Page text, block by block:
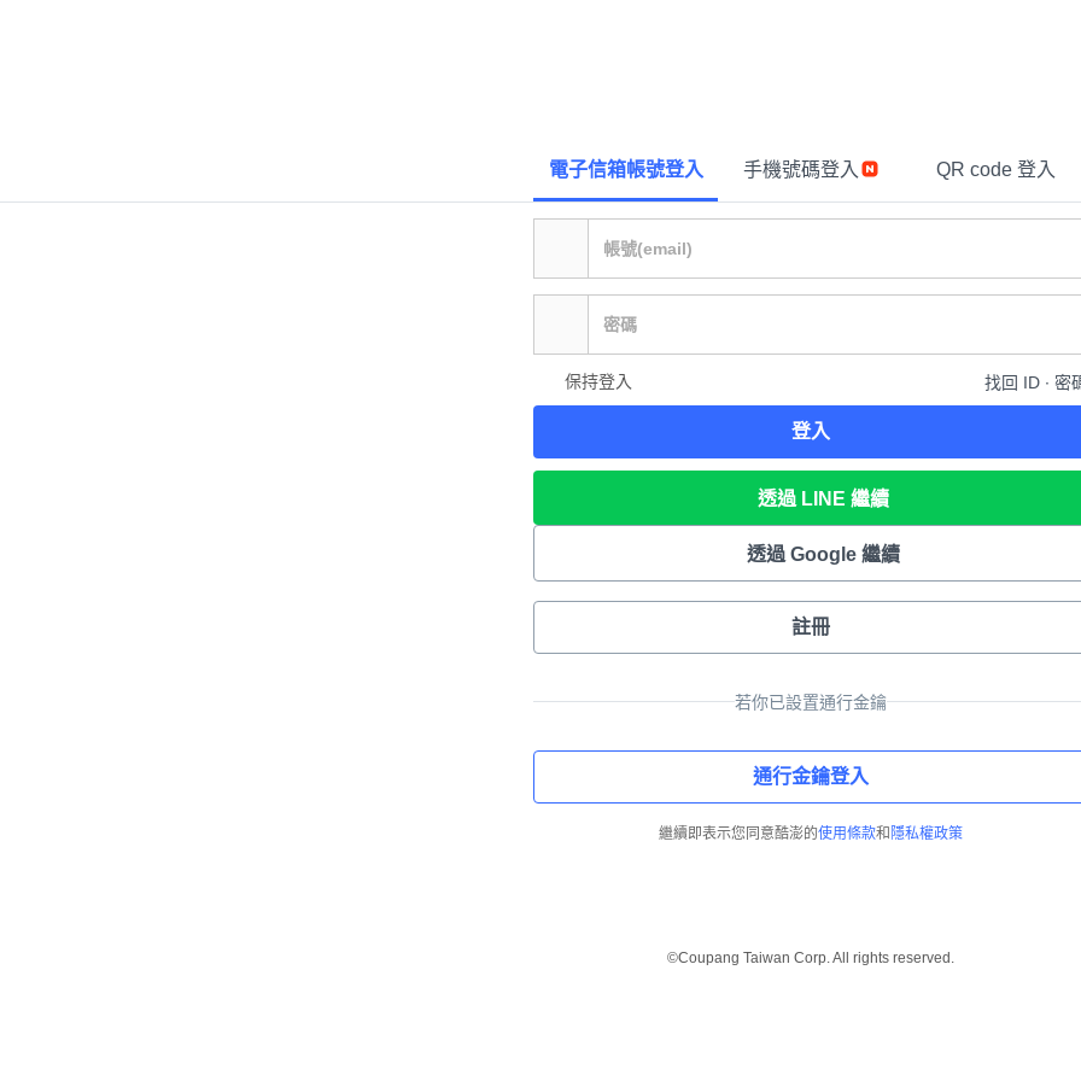
電子信箱帳號登入 手機號碼登入 QR code 登入
保持登入 找回 ID ∙ 密
登入
透過 LINE 繼續
透過 Google 繼續
註冊
若你已設置通行金鑰
通行金鑰登入
繼續即表示您同意酷澎的使用條款和 隱私權政策
©Coupang Taiwan Corp. All rights reserved.